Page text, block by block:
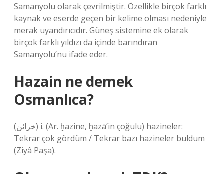
Samanyolu olarak çevrilmiştir. Özellikle birçok farklı
kaynak ve eserde geçen bir kelime olması nedeniyle
merak uyandırıcıdır. Güneş sistemine ek olarak
birçok farklı yıldızı da içinde barındıran
Samanyolu’nu ifade eder.
Hazain ne demek
Osmanlıca?
(ﺧﺰﺍﺋﻦ) i. (Ar. ḫazіne, ḫazā’in çoğulu) hazineler:
Tekrar çok gördüm / Tekrar bazı hazineler buldum
(Ziyâ Paşa).